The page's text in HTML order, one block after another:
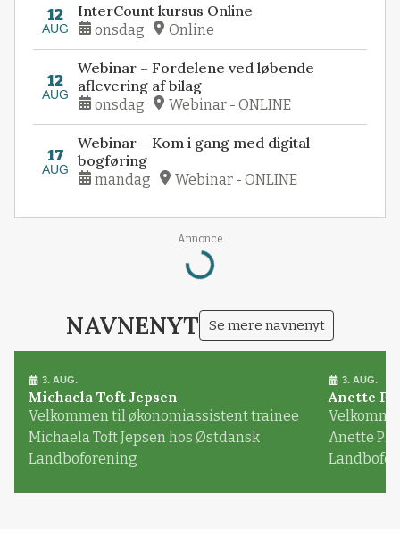
12
AUG
InterCount kursus Online
onsdag Online
12
AUG
Webinar – Fordelene ved løbende
aflevering af bilag
onsdag Webinar - ONLINE
17
AUG
Webinar – Kom i gang med digital
bogføring
mandag Webinar - ONLINE
Annonce
Loading...
NAVNENYT Se mere navnenyt
3. AUG.
Michaela Toft Jepsen
Velkommen til økonomiassistent trainee
Michaela Toft Jepsen hos Østdansk
Landboforening
3. AUG.
Anette
Anette